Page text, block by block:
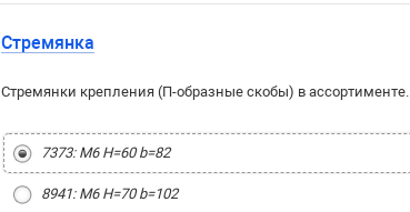
Стремянка
Стремянки крепления (П-образные скобы) в ассортименте.
7373: М6 H=60 b=82
8941: М6 H=70 b=102